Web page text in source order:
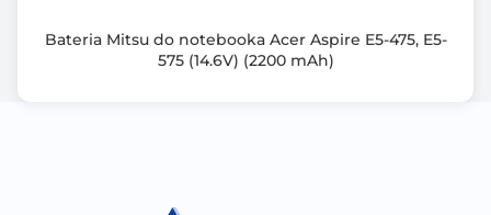
Bateria Mitsu do notebooka Acer Aspire E5-475, E5-
575 (14.6V) (2200 mAh)